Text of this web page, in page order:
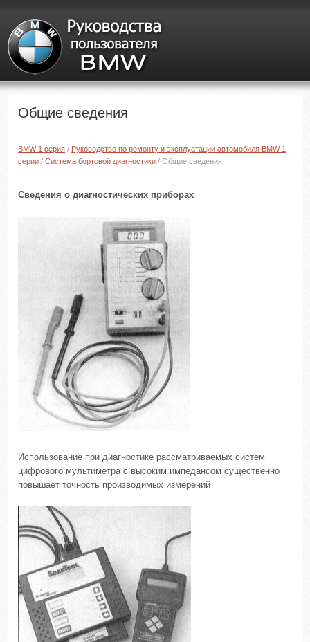
Общие сведения
BMW 1 серия / Руководство по ремонту и эксплуатации автомобиля BMW 1
серии /Система бортовой диагностики / Общие сведения
Сведения о диагностических приборах
Использование при диагностике рассматриваемых систем
цифрового мультиметра с высоким импедансом существенно
повышает точность производимых измерений